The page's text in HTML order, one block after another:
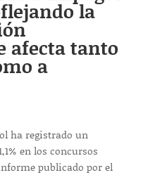
la
afecta tanto
a
ha registrado un
en los concursos
publicado por el